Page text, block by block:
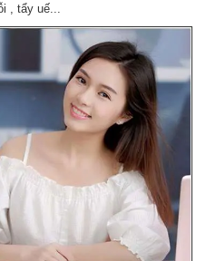
, tẩy uế...